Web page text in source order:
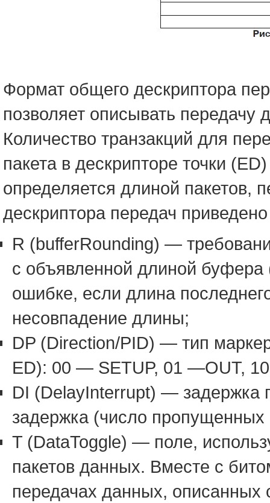
Формат общего дескриптора
позволяет описывать передачу
Количество транзакций для
пакета в дескрипторе точки
определяется длиной пакетов,
дескриптора передач
R (bufferRounding) —
с объявленной длиной
ошибке, если длина
несовпадение длины;
DP (Direction/PID) — тип
ED): 00 — SETUP, 01 —OUT,
DI (DelayInterrupt) — задержка
задержка (число
T (DataToggle) — поле,
пакетов данных. Вместе с
передачах данных, описанных